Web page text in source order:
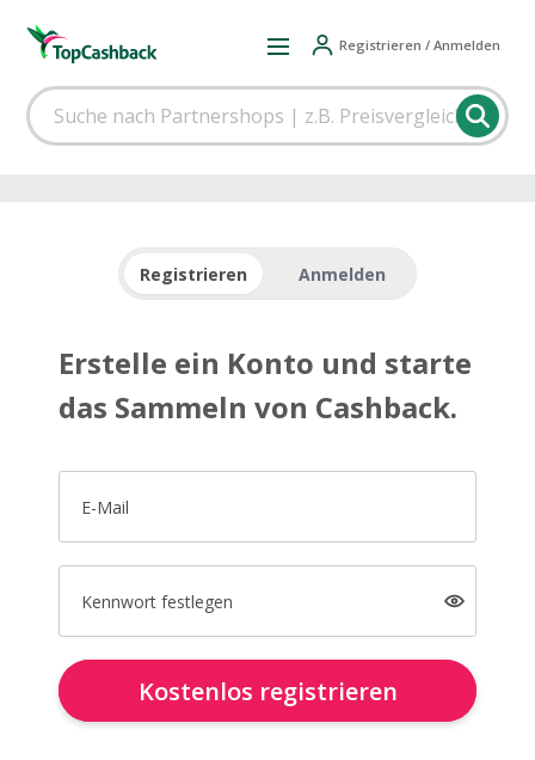
Registrieren / Anmelden
Registrieren Anmelden
Erstelle ein Konto und starte
das Sammeln von Cashback.
E-Mail
Kennwort festlegen
Kostenlos registrieren